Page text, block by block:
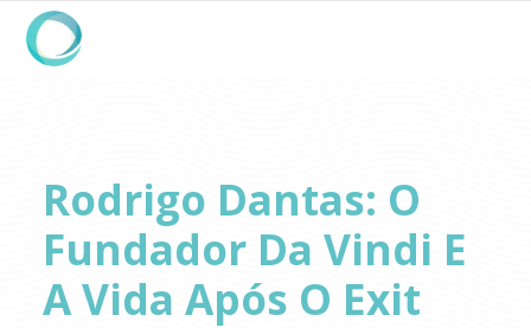
Rodrigo Dantas: O
Fundador Da Vindi E
A Vida Após O Exit